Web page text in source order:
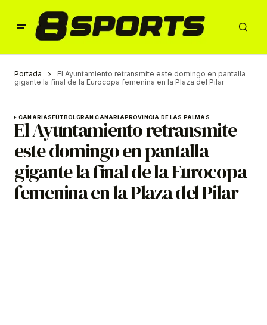
Portada
El Ayuntamiento retransmite este domingo en pantalla
gigante la final de la Eurocopa femenina en la Plaza del Pilar
CANARIASFÚTBOLGRAN CANARIAPROVINCIA DE LAS PALMAS
El Ayuntamiento retransmite
este domingo en pantalla
gigante la final de la Eurocopa
femenina en la Plaza del Pilar